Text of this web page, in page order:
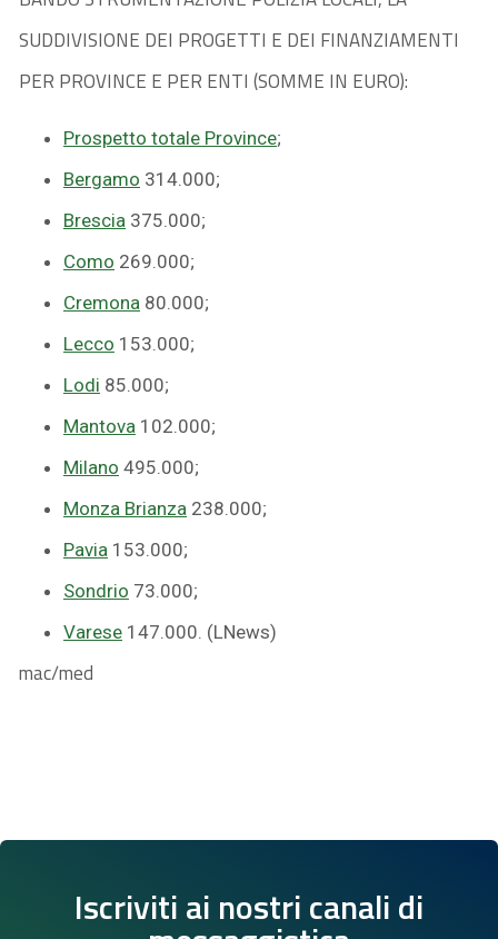
SUDDIVISIONE DEI PROGETTI E DEI FINANZIAMENTI
PER PROVINCE E PER ENTI (SOMME IN EURO):
Prospetto totale Province;
Bergamo 314.000;
Brescia 375.000;
Como 269.000;
Cremona 80.000;
Lecco 153.000;
Lodi 85.000;
Mantova 102.000;
Milano 495.000;
Monza Brianza 238.000;
Pavia 153.000;
Sondrio 73.000;
Varese 147.000. (LNews)
mac/med
Iscriviti ai nostri canali di